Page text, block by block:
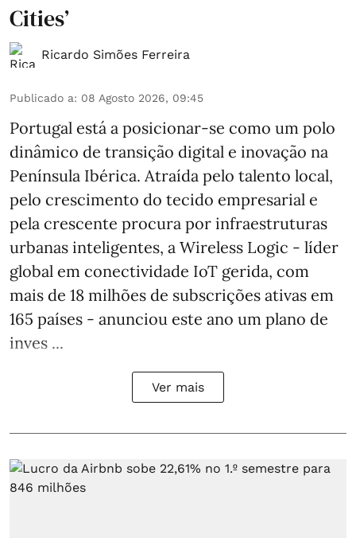
Cities’
Ricardo Simões Ferreira
Publicado a: 08 Agosto 2026, 09:45
Portugal está a posicionar-se como um polo
dinâmico de transição digital e inovação na
Península Ibérica. Atraída pelo talento local,
pelo crescimento do tecido empresarial e
pela crescente procura por infraestruturas
urbanas inteligentes, a Wireless Logic - líder
global em conectividade IoT gerida, com
mais de 18 milhões de subscrições ativas em
165 países - anunciou este ano um plano de
inves ...
Ver mais